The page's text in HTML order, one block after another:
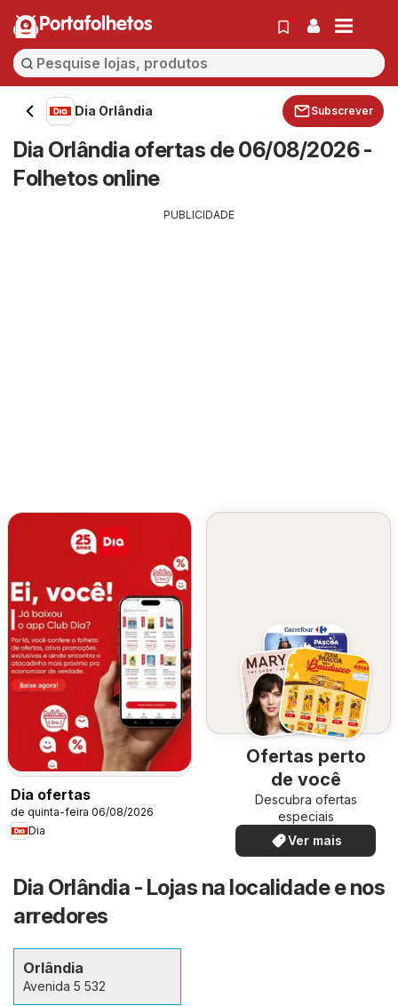
Portafolhetos
Dia Orlândia Subscrever
Dia Orlândia ofertas de 06/08/2026 -
Folhetos online
PUBLICIDADE
Dia ofertas
de quinta-feira 06/08/2026
Dia
Ofertas perto
de você
Descubra ofertas
especiais
Ver mais
Dia Orlândia - Lojas na localidade e nos
arredores
Orlândia
Avenida 5 532